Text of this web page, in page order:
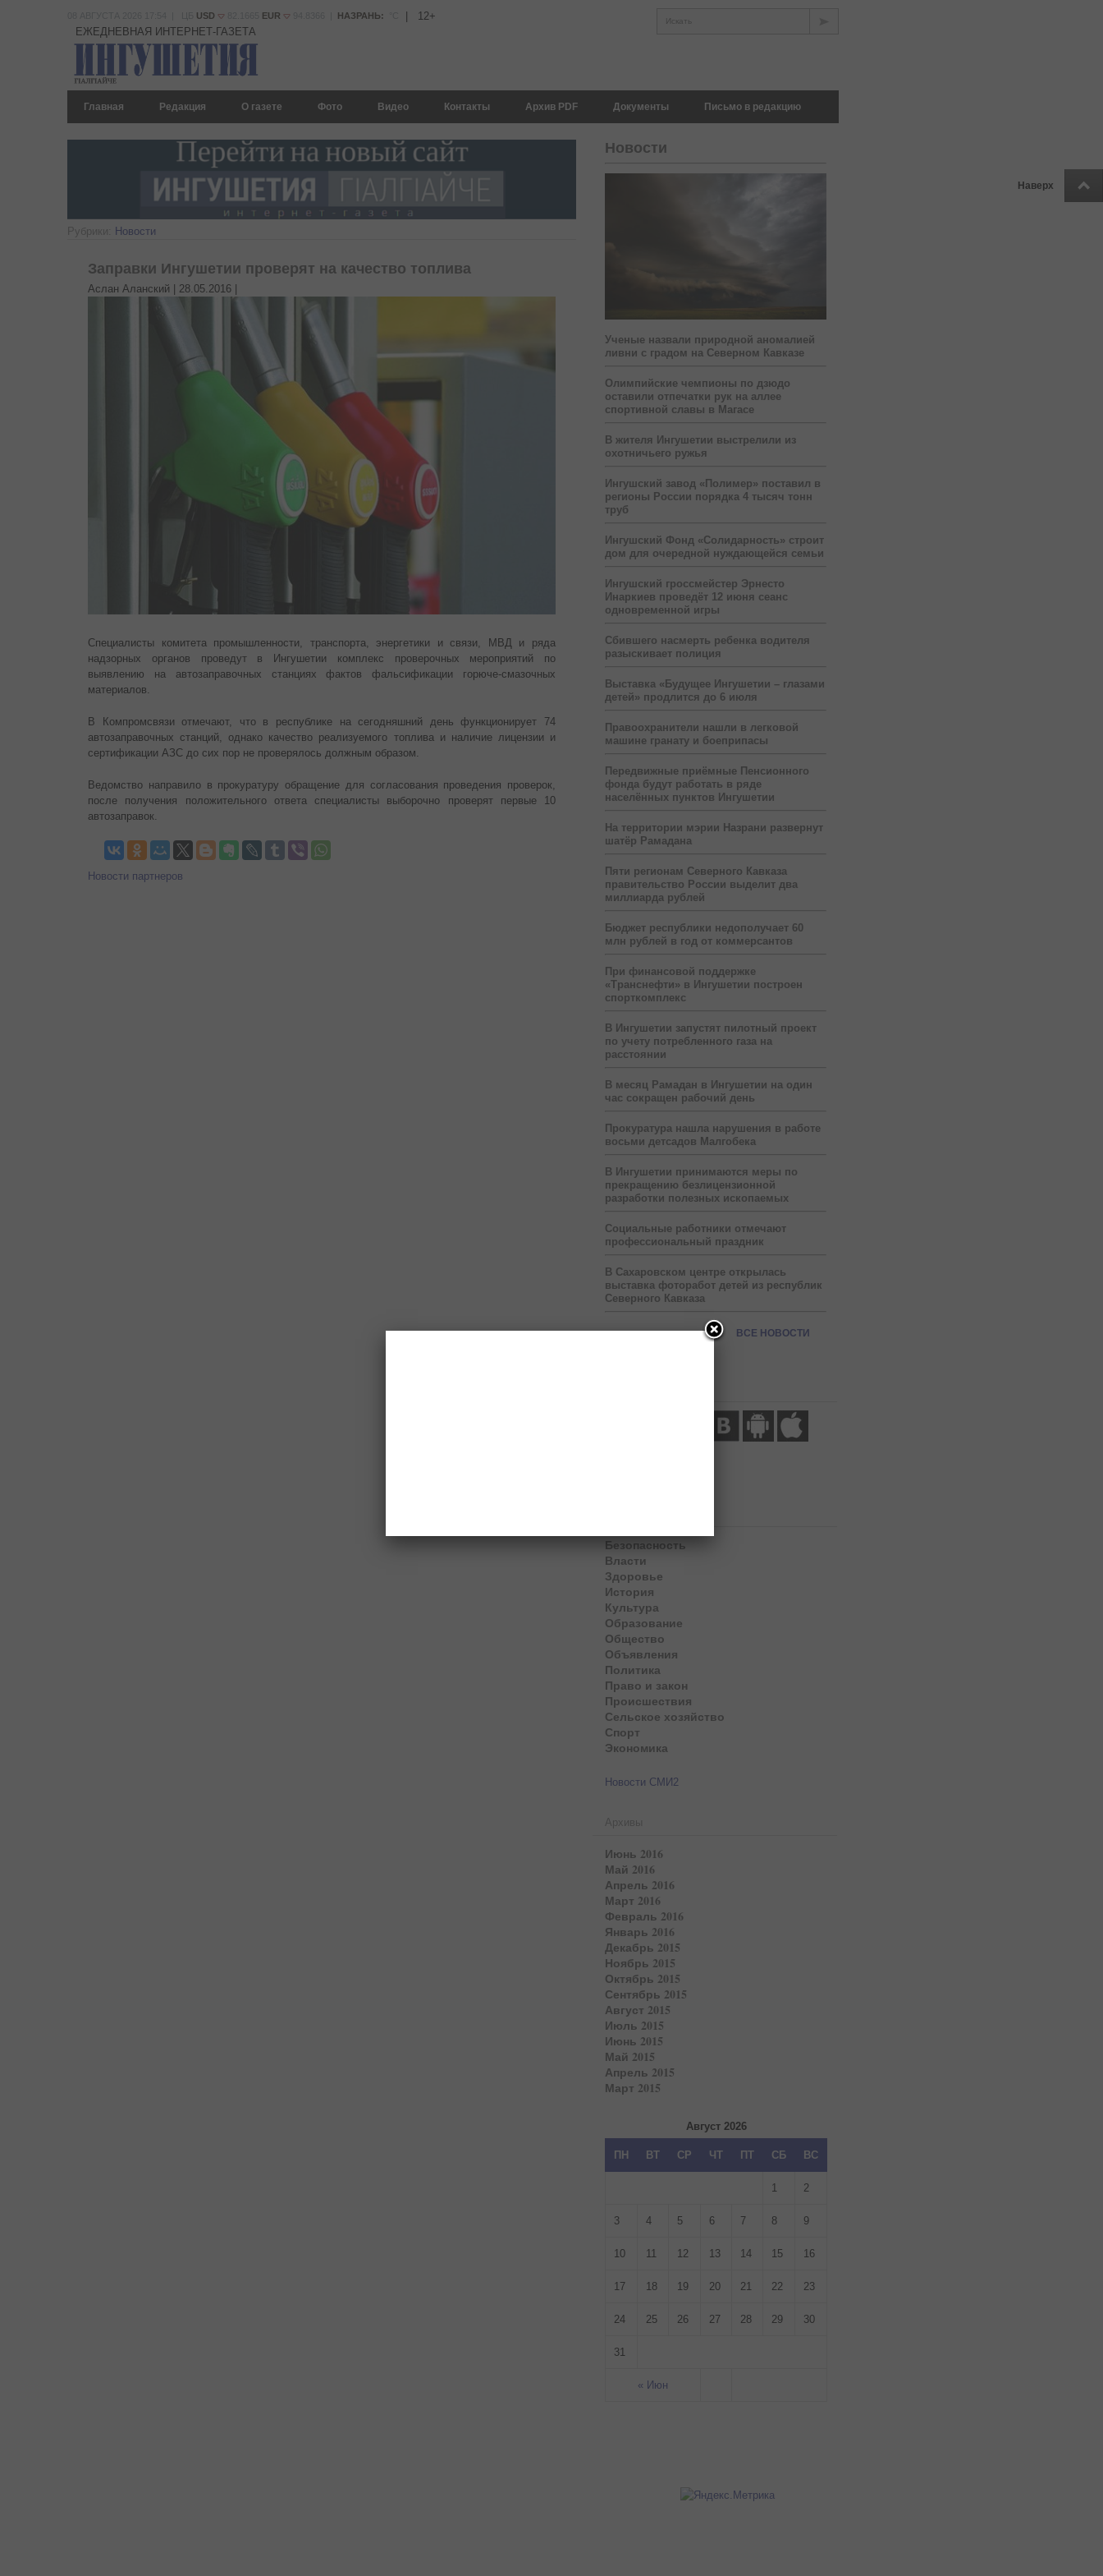
Наверх
USD EUR НАЗРАНЬ: 12+ Искать
ЕЖЕДНЕВНАЯ ИНТЕРНЕТ-ГАЗЕТА
Главная Редакция О газете Фото Видео Контакты Архив PDF Документы Письмо в редакцию
Рубрики: Новости
Заправки Ингушетии проверят на качество топлива
Аслан Аланский | 28.05.2016
Специалисты комитета промышленности, транспорта, энергетики и связи, МВД и ряда
надзорных органов проведут в Ингушетии комплекс проверочных мероприятий по
выявлению на автозаправочных станциях фактов фальсификации горюче-смазочных
материалов.
В Компромсвязи отмечают, что в республике на сегодняшний день функционирует 74
автозаправочных станций, однако качество реализуемого топлива и наличие лицензии и
сертификации АЗС до сих пор не проверялось должным образом.
Ведомство направило в прокуратуру обращение для согласования проведения проверок,
после получения положительного ответа специалисты выборочно проверят первые 10
автозаправок.
Новости партнеров
Новости
Ученые назвали природной аномалией
ливни с градом на Северном Кавказе
Олимпийские чемпионы по дзюдо
оставили отпечатки рук на аллее
спортивной славы в Магасе
В жителя Ингушетии выстрелили из
охотничьего ружья
Ингушский завод «Полимер» поставил в
регионы России порядка 4 тысяч тонн
труб
Ингушский Фонд «Солидарность» строит
дом для очередной нуждающейся семьи
Ингушский гроссмейстер Эрнесто
Инаркиев проведёт 12 июня сеанс
одновременной игры
Сбившего насмерть ребенка водителя
разыскивает полиция
Выставка «Будущее Ингушетии – глазами
детей» продлится до 6 июля
Правоохранители нашли в легковой
машине гранату и боеприпасы
Передвижные приёмные Пенсионного
фонда будут работать в ряде
населённых пунктов Ингушетии
На территории мэрии Назрани развернут
шатёр Рамадана
Пяти регионам Северного Кавказа
правительство России выделит два
миллиарда рублей
Бюджет республики недополучает 60
млн рублей в год от коммерсантов
При финансовой поддержке
«Транснефти» в Ингушетии построен
спорткомплекс
В Ингушетии запустят пилотный проект
по учету потребленного газа на
расстоянии
В месяц Рамадан в Ингушетии на один
час сокращен рабочий день
Прокуратура нашла нарушения в работе
восьми детсадов Малгобека
В Ингушетии принимаются меры по
прекращению безлицензионной
разработки полезных ископаемых
Социальные работники отмечают
профессиональный праздник
В Сахаровском центре открылась
выставка фоторабот детей из республик
Северного Кавказа
ВСЕ НОВОСТИ
Безопасность
Власти
Здоровье
История
Культура
Образование
Общество
Объявления
Политика
Право и закон
Происшествия
Сельское хозяйство
Спорт
Экономика
Новости СМИ2
Архивы
Июнь 2016
Май 2016
Апрель 2016
Март 2016
Февраль 2016
Январь 2016
Декабрь 2015
Ноябрь 2015
Октябрь 2015
Сентябрь 2015
Август 2015
Июль 2015
Июнь 2015
Май 2015
Апрель 2015
Март 2015
Август 2026
ПН ВТ СР ЧТ ПТ СБ ВС
« Июн
1 2
3 4 5 6 7 8 9
10 11 12 13 14 15 16
17 18 19 20 21 22 23
24 25 26 27 28 29 30
31